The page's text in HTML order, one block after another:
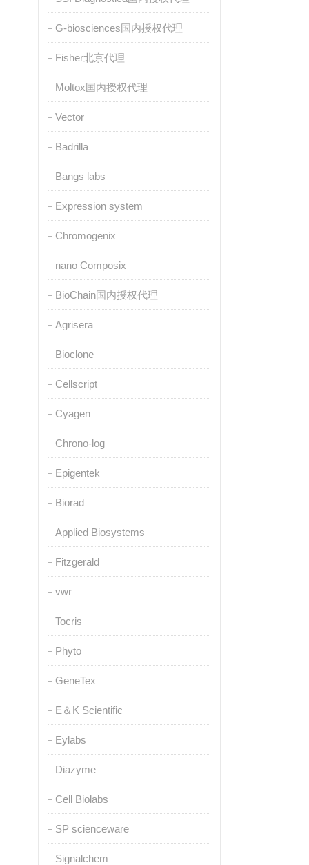
G-biosciences国内授权代理
Fisher北京代理
Moltox国内授权代理
Vector
Badrilla
Bangs labs
Expression system
Chromogenix
nano Composix
BioChain国内授权代理
Agrisera
Bioclone
Cellscript
Cyagen
Chrono-log
Epigentek
Biorad
Applied Biosystems
Fitzgerald
vwr
Tocris
Phyto
GeneTex
E＆K Scientific
Eylabs
Diazyme
Cell Biolabs
SP scienceware
Signalchem